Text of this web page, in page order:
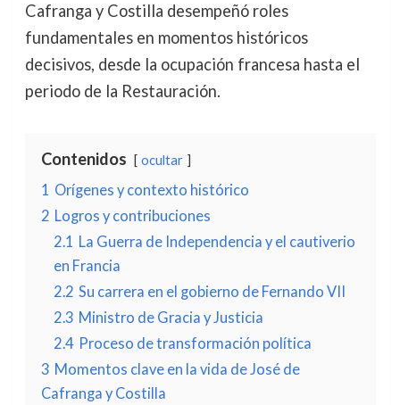
Cafranga y Costilla desempeñó roles
fundamentales en momentos históricos
decisivos, desde la ocupación francesa hasta el
periodo de la Restauración.
Contenidos ocultar
1 Orígenes y contexto histórico
2 Logros y contribuciones
2.1 La Guerra de Independencia y el cautiverio
en Francia
2.2 Su carrera en el gobierno de Fernando VII
2.3 Ministro de Gracia y Justicia
2.4 Proceso de transformación política
3 Momentos clave en la vida de José de
Cafranga y Costilla